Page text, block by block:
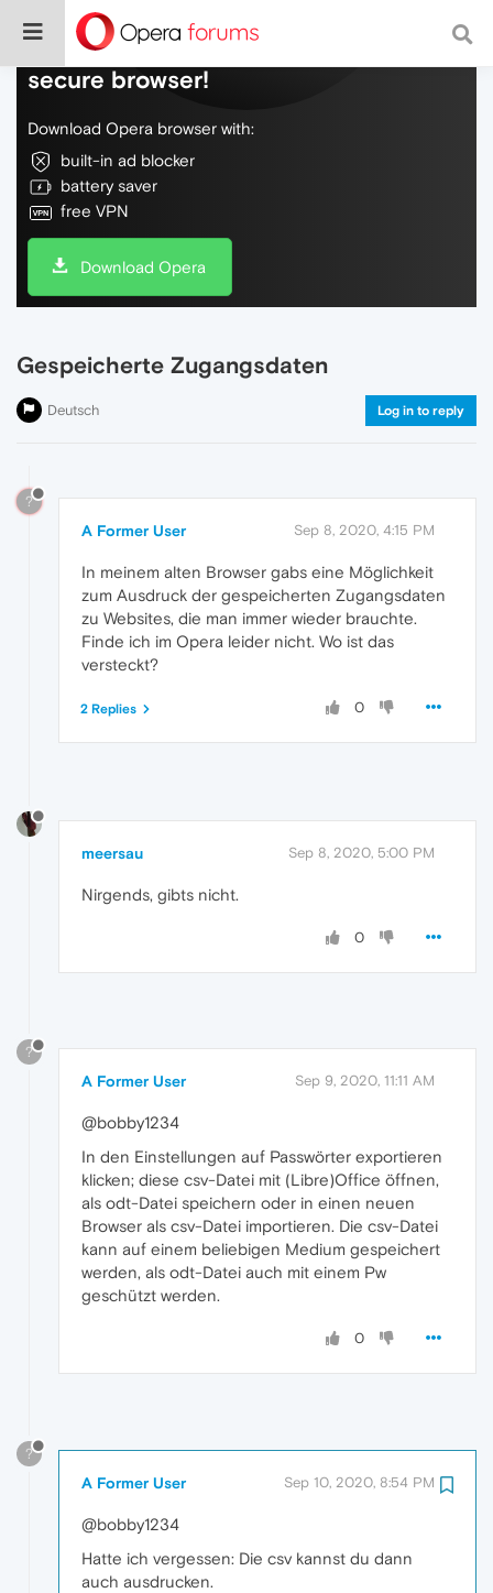
Do more on the web, with a fast and
secure browser!
Download Opera browser with:
built-in ad blocker
battery saver
free VPN
Download Opera
Gespeicherte Zugangsdaten
Deutsch Log in to reply
?
A Former User Sep 8, 2020, 4:15 PM
In meinem alten Browser gabs eine Möglichkeit
zum Ausdruck der gespeicherten Zugangsdaten
zu Websites, die man immer wieder brauchte.
Finde ich im Opera leider nicht. Wo ist das
versteckt?
0
2 Replies
meersau Sep 8, 2020, 5:00 PM
Nirgends, gibts nicht.
0
?
A Former User Sep 9, 2020, 11:11 AM
@bobby1234
In den Einstellungen auf Passwörter exportieren
klicken; diese csv-Datei mit (Libre)Office öffnen,
als odt-Datei speichern oder in einen neuen
Browser als csv-Datei importieren. Die csv-Datei
kann auf einem beliebigen Medium gespeichert
werden, als odt-Datei auch mit einem Pw
geschützt werden.
0
?
A Former User Sep 10, 2020, 8:54 PM
@bobby1234
Hatte ich vergessen: Die csv kannst du dann
auch ausdrucken.